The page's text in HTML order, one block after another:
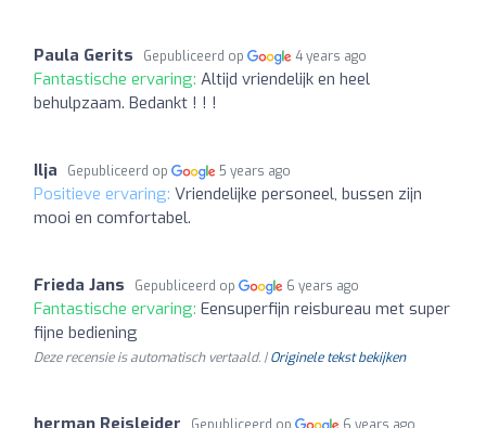
Paula Gerits Gepubliceerd op 4 years ago
Fantastische ervaring: Altijd vriendelijk en heel
behulpzaam. Bedankt ! ! !
Ilja Gepubliceerd op 5 years ago
Positieve ervaring: Vriendelijke personeel, bussen zijn
mooi en comfortabel.
Frieda Jans Gepubliceerd op 6 years ago
Fantastische ervaring: Eensuperfijn reisbureau met super
fijne bediening
Deze recensie is automatisch vertaald. |Originele tekst bekijken
herman Reisleider Gepubliceerd op 6 years ago